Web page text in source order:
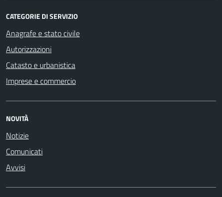
CATEGORIE DI SERVIZIO
Anagrafe e stato civile
Autorizzazioni
Catasto e urbanistica
Imprese e commercio
NOVITÀ
Notizie
Comunicati
Avvisi